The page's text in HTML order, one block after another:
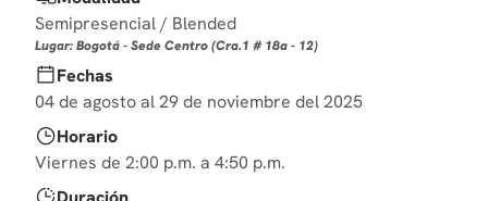
10. diseño
Semipresencial / Blended
Lugar: Bogotá - Sede Centro (Cra.1 # 18a - 12)
Fechas
04 de agosto al 29 de noviembre del 2025
Horario
Viernes de 2:00 p.m. a 4:50 p.m.